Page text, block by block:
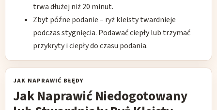
trwa dłużej niż 20 minut.
Zbyt późne podanie – ryż kleisty twardnieje
podczas stygnięcia. Podawać ciepły lub trzymać
przykryty i ciepły do czasu podania.
JAK NAPRAWIĆ BŁĘDY
Jak Naprawić Niedogotowany